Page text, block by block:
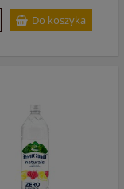
Do koszyka